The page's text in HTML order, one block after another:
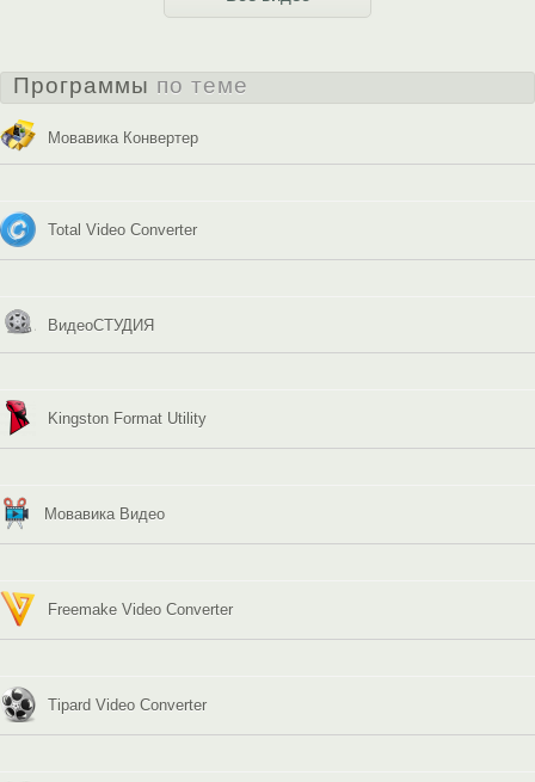
Программы по теме
Мовавика Конвертер
Total Video Converter
ВидеоСТУДИЯ
Kingston Format Utility
Мовавика Видео
Freemake Video Converter
Tipard Video Converter